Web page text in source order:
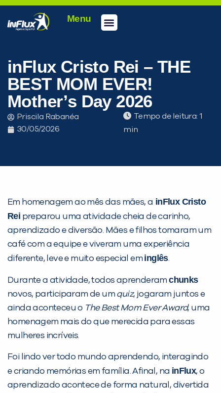
Menu
inFlux Cristo Rei – THE
BEST MOM EVER!
Mother’s Day 2026
Priscila Rabanéa
30/05/2026
Tempo de leitura:
Em homenagem ao mês das mães, a inFlux Cristo
Rei preparou uma atividade cheia de carinho,
aprendizado e diversão. Mães e filhos tomaram um
café com a equipe e viveram uma experiência
diferente, leve e muito especial em inglês.
Durante a atividade, todos aprenderamchunks
novos, participaram de um quiz, jogaram juntos e
ainda aconteceu o The Best Mom Ever Award, uma
homenagem mais do que merecida para essas
mulheres incríveis.
Foi lindo ver todo mundo aprendendo, interagindo
e criando memórias em família. Afinal, na inFlux, o
aprendizado acontece de forma natural, divertida
PEÇA UMA DEMONSTRAÇÃO DE MÉTODO
Não encontramos nenhuma unidade
inFlux nesta cidade ou bairro que
você digitou.